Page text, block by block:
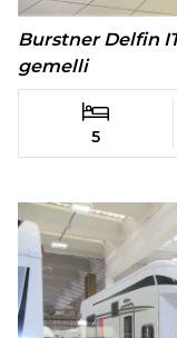
Burstner Delfin
gemelli
5